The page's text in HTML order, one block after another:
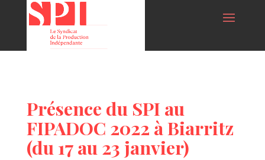
Présence du SPI au
FIPADOC 2022 à Biarritz
(du 17 au 23 janvier)